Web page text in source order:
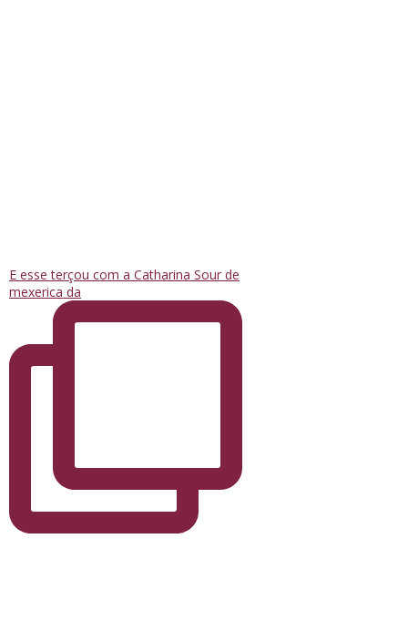
E esse terçou com a Catharina Sour de
mexerica da